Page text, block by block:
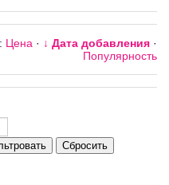
Цена · ↓ Дата добавления ·
Популярность
Сбросить